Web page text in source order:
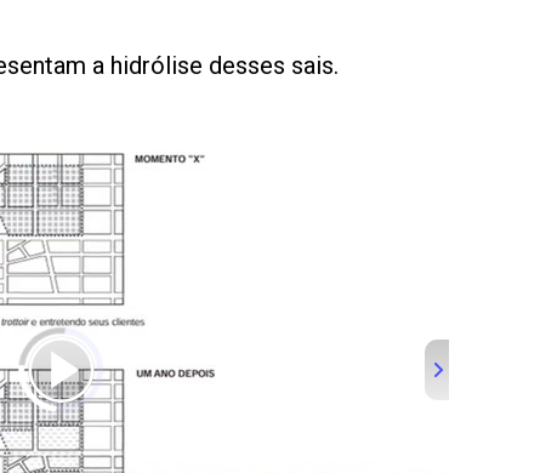
a hidrólise desses sais.